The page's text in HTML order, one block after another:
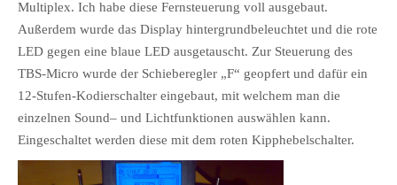
Multiplex. Ich habe diese Fernsteuerung voll ausgebaut.
Außerdem wurde das Display hintergrundbeleuchtet und die rote
LED gegen eine blaue LED ausgetauscht. Zur Steuerung des
TBS-Micro wurde der Schieberegler „F“ geopfert und dafür ein
12-Stufen-Kodierschalter eingebaut, mit welchem man die
einzelnen Sound– und Lichtfunktionen auswählen kann.
Eingeschaltet werden diese mit dem roten Kipphebelschalter.